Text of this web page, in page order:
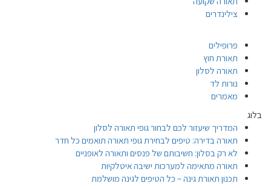
צילינדרים
פרופילים
תאורת חוץ
תאורה לסלון
נורות לד
מאמרים
בלוג
המדריך שיעזור לכם לבחור גופי תאורה לסלון
תאורה בדירה: טיפים לבחירת גופי תאורה תואמים כל חדר
לא רק בסלון: חשיבותם של פנסים ותאורה לאופניים
תאורה מתאימה למערכות ישיבה איטלקיות
תכנון תאורת גינה – כל הטיפים לגינה מושלמת